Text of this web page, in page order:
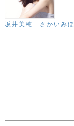
坂井美穂 さかいみほ